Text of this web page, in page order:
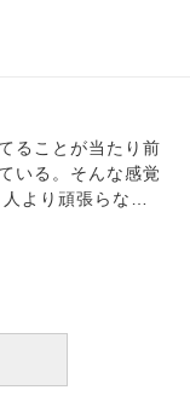
のは20代ですの
宜しくお願い致し
ったとしても、
マルを付けられる
ることが当たり前
いる。そんな感覚
を崩してしまう。